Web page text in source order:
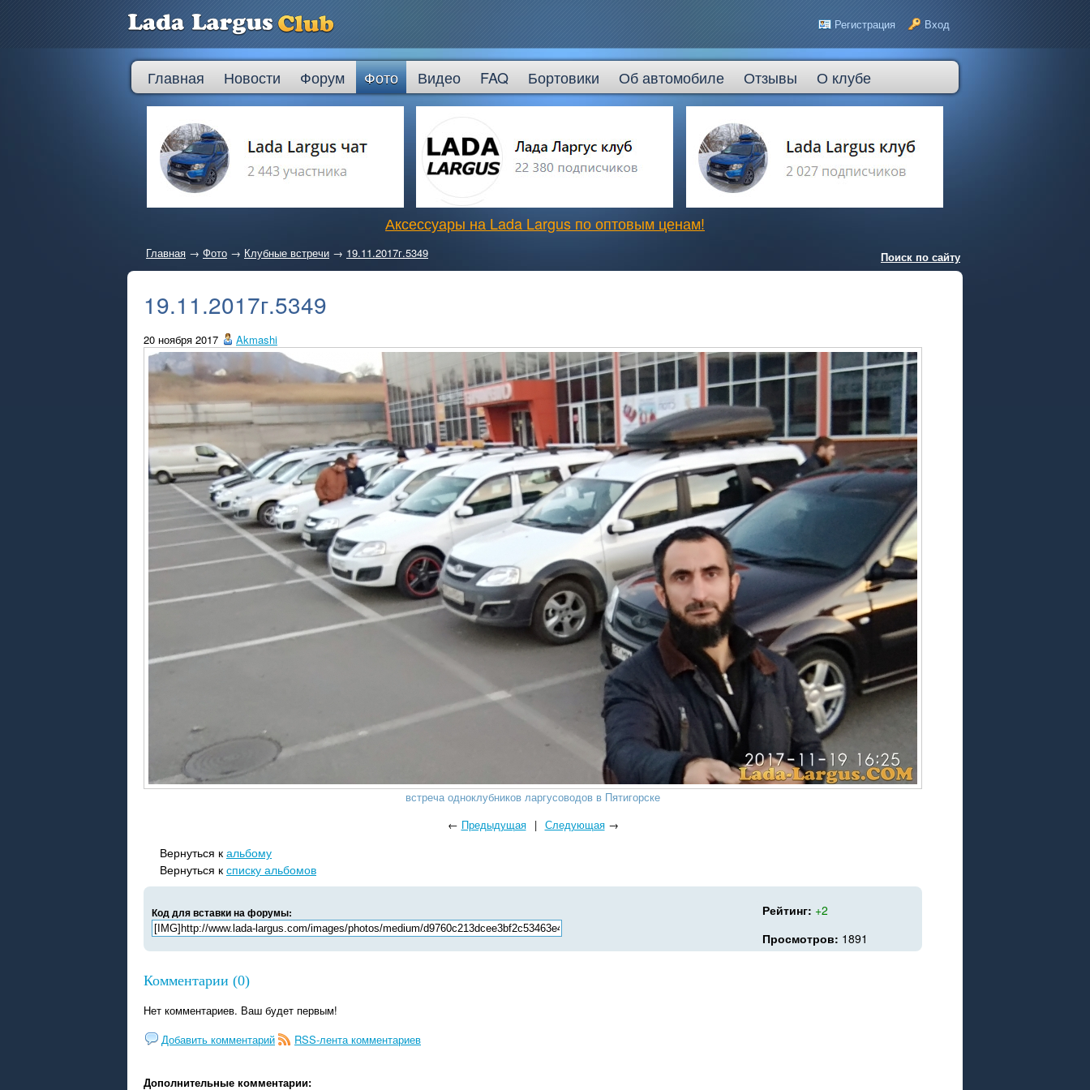
Регистрация Вход
Главная Новости Форум Фото Видео FAQ Бортовики Об автомобиле Отзывы О клубе
Аксессуары на Lada Largus по оптовым ценам!
Главная → Фото → Клубные встречи → 19.11.2017г.5349 Поиск по сайту
19.11.2017г.5349
20 ноября 2017 Akmashi
встреча одноклубников ларгусоводов в Пятигорске
← Предыдущая | Следующая→
Вернуться к альбому
Вернуться к списку альбомов
Код для вставки на форумы: Рейтинг: +2
Просмотров: 1891
Комментарии (0)
Нет комментариев. Ваш будет первым!
Добавить комментарий
RSS-лента комментариев
Дополнительные комментарии: